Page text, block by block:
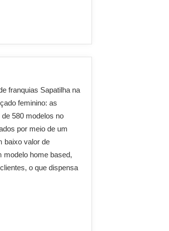
franquias Sapatilha na
feminino: as
580 modelos no
por meio de um
baixo valor de
modelo home based,
o que dispensa